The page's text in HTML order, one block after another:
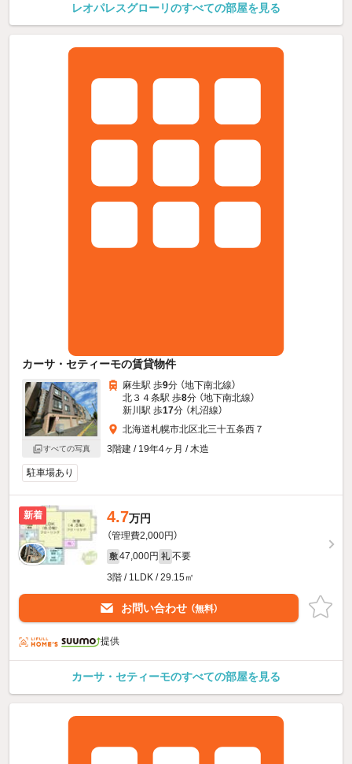
レオパレスグローリのすべての部屋を見る
カーサ・セティーモの賃貸物件
すべての写真
麻生駅 歩9分 （地下南北線）
北３４条駅 歩8分 （地下南北線）
新川駅 歩17分 （札沼線）
北海道札幌市北区北三十五条西７
3階建 / 19年4ヶ月 / 木造
駐車場あり
新着 4.7万円
（管理費2,000円）
敷 47,000円 礼 不要
3階 / 1LDK / 29.15㎡
お問い合わせ （無料）
提供
カーサ・セティーモのすべての部屋を見る